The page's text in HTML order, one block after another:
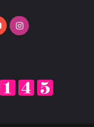
YouTubeInstagram